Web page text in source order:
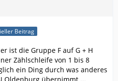
Beitrag
ist die Gruppe F auf G + H
Zählschleife von 1 bis 8
ein Ding durch was anderes
Oldenburg übernimmt ...